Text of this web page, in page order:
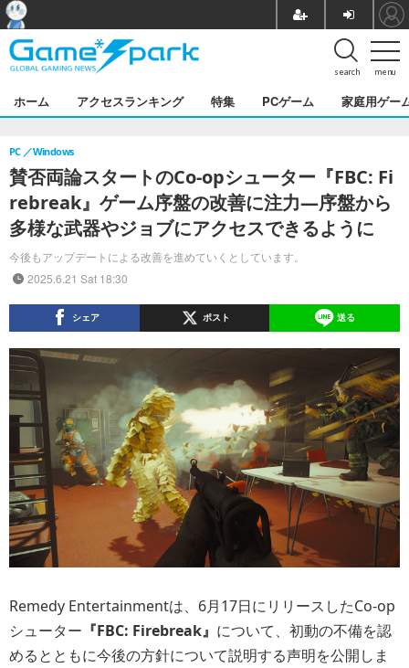
menu
search
ホーム アクセスランキング 特集 PCゲーム 家庭用ゲー
賛否両論スタートのCo-opシューター『FBC: Fi
rebreak』ゲーム序盤の改善に注力―序盤から
多様な武器やジョブにアクセスできるように
今後もアップデートによる改善を進めていくとしています。
PC Windows
2025.6.21 Sat 18:30
シェア ポスト 送る
Remedy Entertainmentは、6月17日にリリースしたCo-op
シューター 『FBC: Firebreak』 について、初動の不備を認
めるとともに今後の方針について説明する声明を公開しま